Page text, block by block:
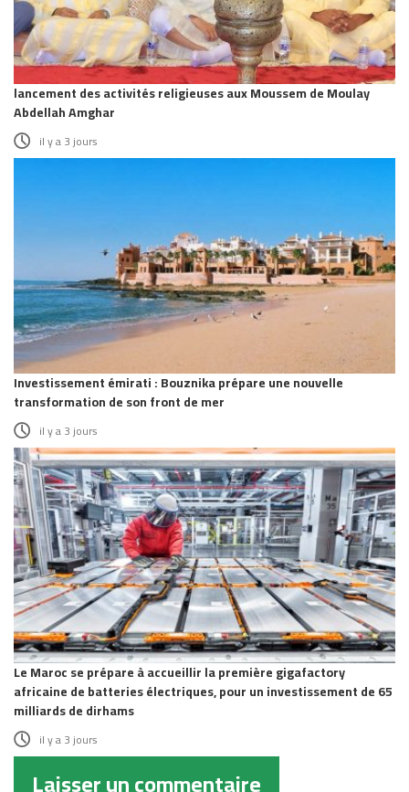
lancement des activités religieuses aux Moussem de Moulay
Abdellah Amghar
il y a 3 jours
Investissement émirati : Bouznika prépare une nouvelle
transformation de son front de mer
il y a 3 jours
Le Maroc se prépare à accueillir la première gigafactory
africaine de batteries électriques, pour un investissement de 65
milliards de dirhams
il y a 3 jours